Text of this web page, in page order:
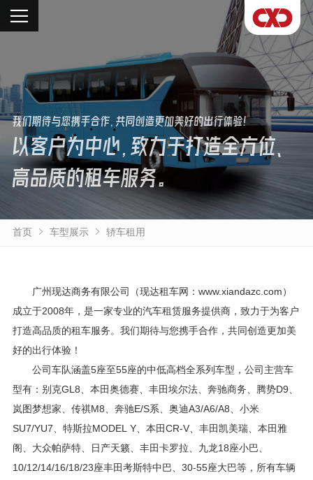
我们期待与您携手合作，共同创造更加美好的出行体验！
以客户为中心，致力于打造全方位、
高品质的租车服务。
首页 车型展示 轿车租用
广州现达商务有限公司（现达租车网：www.xiandazc.com）
成立于2008年，是一家专业的汽车租赁服务提供商，致力于为客户
打造高品质的租车服务。我们期待与您携手合作，共同创造更加美
好的出行体验！
公司车队涵盖5座至55座的中低高档全系列车型，公司主营车
型有：别克GL8、本田奥德赛、丰田埃尔法、奔驰商务、腾势D9、
岚图梦想家、传祺M8、奔驰E/S系、奥迪A3/A6/A8、小米
SU7/YU7、特斯拉MODEL Y、本田CR-V、丰田凯美瑞、本田雅
阁、大众帕萨特、日产天籁、丰田卡罗拉、九龙18座小巴、
10/12/14/16/18/23座丰田考斯特中巴、30-55座大巴等，所有车辆